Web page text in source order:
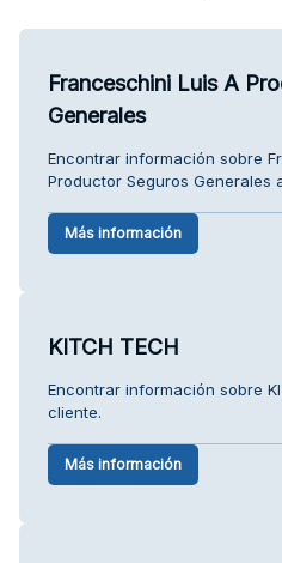
Franceschini Luis A
Generales
Encontrar información sobre
Productor Seguros Generales
Más información
KITCH TECH
Encontrar información sobre
cliente.
Más información